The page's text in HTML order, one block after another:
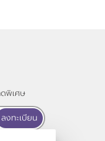
พิเศษ
ลงทะเบียน